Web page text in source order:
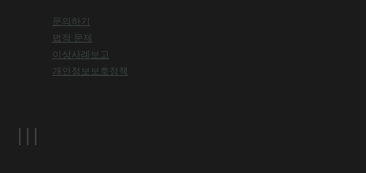
문의하기
법적 문제
이상사례보고
개인정보보호정책